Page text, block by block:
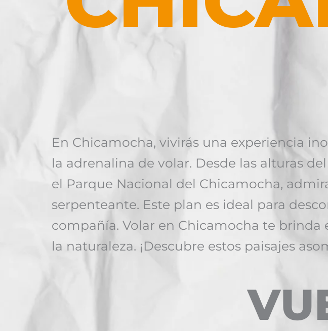
En Chicamocha, vivirás una experiencia
la adrenalina de volar. Desde las alturas
el Parque Nacional del Chicamocha,
serpenteante. Este plan es ideal para
compañía. Volar en Chicamocha te
la naturaleza. ¡Descubre estos paisajes